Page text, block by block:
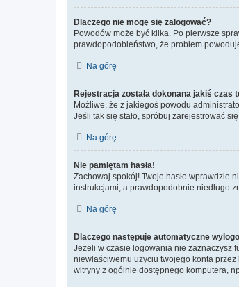
Dlaczego nie mogę się zalogować?
Powodów może być kilka. Po pierwsze
prawdopodobieństwo, że problem
Na górę
Rejestracja została dokonana jakiś czas
Możliwe, że z jakiegoś powodu
Jeśli tak się stało, spróbuj zarejestrować
Na górę
Nie pamiętam hasła!
Zachowaj spokój! Twoje hasło wprawdzie
instrukcjami, a prawdopodobnie niedługo
Na górę
Dlaczego następuje automatyczne
Jeżeli w czasie logowania nie zaznaczysz
niewłaściwemu użyciu twojego konta
witryny z ogólnie dostępnego komputera,